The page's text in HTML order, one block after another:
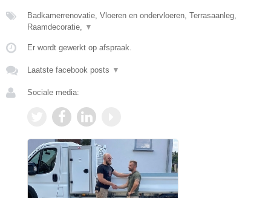
Badkamerrenovatie, Vloeren en ondervloeren, Terrasaanleg,
Raamdecoratie, ▼
Er wordt gewerkt op afspraak.
Laatste facebook posts ▼
Sociale media: